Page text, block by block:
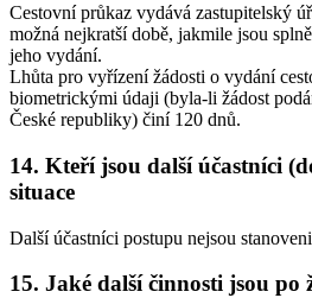
Cestovní průkaz vydává zastupitelský
možná nejkratší době, jakmile jsou
jeho vydání.
Lhůta pro vyřízení žádosti o vydání
biometrickými údaji (byla-li žádost
České republiky) činí 120 dnů.
14. Kteří jsou další účastníci
situace
Další účastníci postupu nejsou
15. Jaké další činnosti jsou po